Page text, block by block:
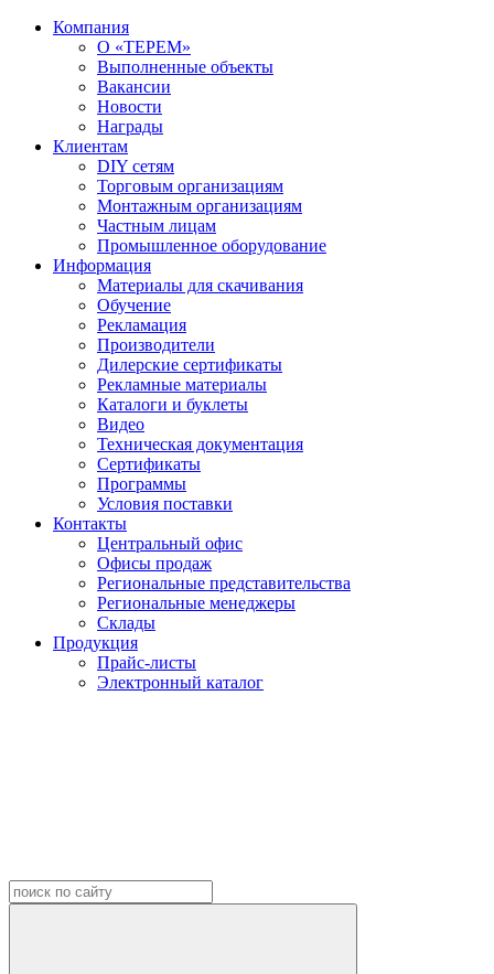
Компания
О «ТЕРЕМ»
Выполненные объекты
Вакансии
Новости
Награды
Клиентам
DIY сетям
Торговым организациям
Монтажным организациям
Частным лицам
Промышленное оборудование
Информация
Материалы для скачивания
Обучение
Рекламация
Производители
Дилерские сертификаты
Рекламные материалы
Каталоги и буклеты
Видео
Техническая документация
Сертификаты
Программы
Условия поставки
Контакты
Центральный офис
Офисы продаж
Региональные представительства
Региональные менеджеры
Склады
Продукция
Прайс-листы
Электронный каталог